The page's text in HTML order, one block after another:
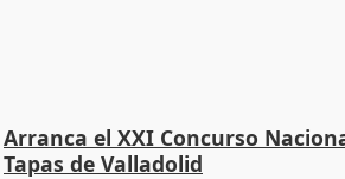
Arranca el XXI Concurso
Tapas de Valladolid